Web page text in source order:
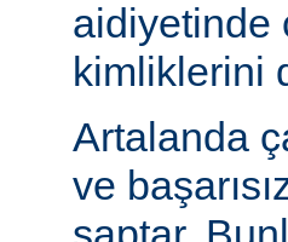
aidiyetinde
kimliklerini
Artalanda
ve